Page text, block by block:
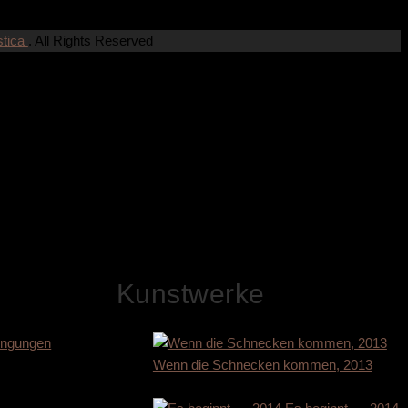
Kunstwerke
Wenn die Schnecken kommen, 2013
. All Rights Reserved